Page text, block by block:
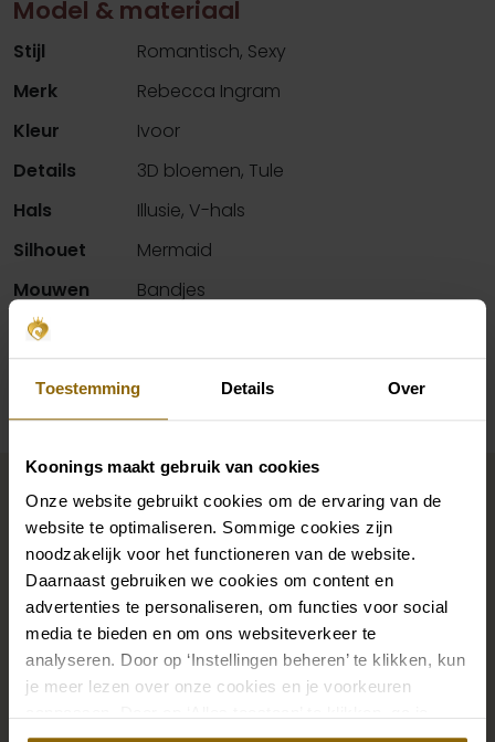
Toestemming Details Over
Koonings maakt gebruik van cookies
Onze website gebruikt cookies om de ervaring van de
website te optimaliseren. Sommige cookies zijn
noodzakelijk voor het functioneren van de website.
Daarnaast gebruiken we cookies om content en
advertenties te personaliseren, om functies voor social
media te bieden en om ons websiteverkeer te
analyseren. Door op ‘Instellingen beheren’ te klikken, kun
je meer lezen over onze cookies en je voorkeuren
Model & materiaal
Stijl
Romantisch, Sexy
Merk
Rebecca Ingram
Kleur
Ivoor
Details
3D bloemen, Tule
Hals
Illusie, V-hals
Silhouet
Mermaid
Mouwen
Bandjes
Beschikbaarheid per winkel
Maak jouw bridallook
compleet
De perfecte trouwschoenen voor onder je trouwjurk,
maar ook kettingen, armbanden en oorbellen die
precies bij je bruidsjurk passen of een prachtige sluier,
haarband of haarspeld voor je bruidskapsel: jouw
bruidslook is pas af met bijpassende accessoires. Met